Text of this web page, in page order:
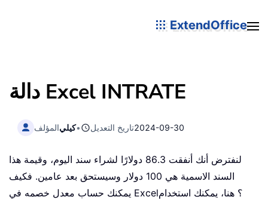
ExtendOffice
دالة Excel INTRATE
المؤلفكيلي• تاريخ التعديل2024-09-30
لنفترض أنك أنفقت 86.3 دولارًا لشراء سند اليوم، وقيمة هذا
السند الاسمية هي 100 دولار وسيستحق بعد عامين. فكيف
يمكنك حساب معدل خصمه في Excel؟ هنا، يمكنك استخدام